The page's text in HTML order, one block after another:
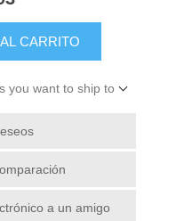
you want to ship to